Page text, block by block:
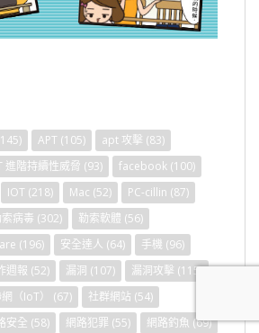
APT (105) apt 攻擊 (83)
進階持續性威脅 (93) facebook (100)
IOT (218) Mac (52) PC-cillin (87)
病毒 (302) 勒索軟體 (56)
(196) 安全達人 (64) 手機 (96)
週報 (52) 漏洞 (107) 漏洞攻擊 (115)
（IoT） (67) 社群網站 (54)
安全 (58) 網路犯罪 (55) 網路釣魚 (69)